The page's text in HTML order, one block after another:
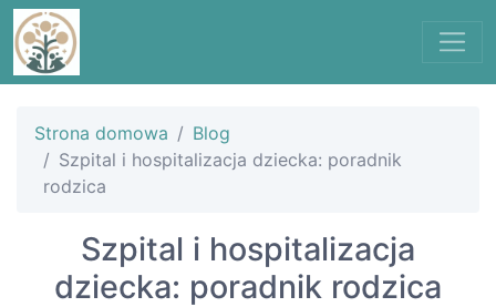
Strona domowa
Blog
Szpital i hospitalizacja dziecka: poradnik
rodzica
Szpital i hospitalizacja
dziecka: poradnik rodzica